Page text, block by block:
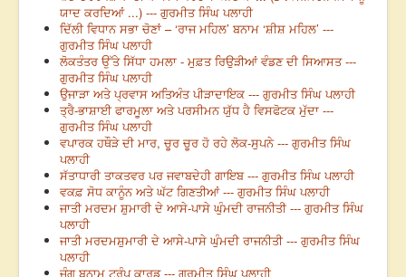
ਯਾਦ ਕਰਦਿਆਂ ...) --- ਗੁਰਮੀਤ ਸਿੰਘ ਪਲਾਹੀ
ਦਿੱਲੀ ਵਿਧਾਨ ਸਭਾ ਚੋਣਾਂ – ‘ਰਾਜ ਮਹਿਲ’ ਬਨਾਮ ‘ਸ਼ੀਸ਼ ਮਹਿਲ’ ---
ਗੁਰਮੀਤ ਸਿੰਘ ਪਲਾਹੀ
ਲੋਕਤੰਤਰ ਉੱਤੇ ਸਿੱਧਾ ਹਮਲਾ - ਮੁਫ਼ਤ ਰਿਉੜੀਆਂ ਵੰਡਣ ਦੀ ਸਿਆਸਤ ---
ਗੁਰਮੀਤ ਸਿੰਘ ਪਲਾਹੀ
ਉਜਾੜਾ ਅਤੇ ਪ੍ਰਵਾਸ ਅਤਿਅੰਤ ਪੀੜਾਦਾਇਕ --- ਗੁਰਮੀਤ ਸਿੰਘ ਪਲਾਹੀ
ਤ੍ਰੈ-ਭਾਸ਼ਾਈ ਫਾਰਮੂਲਾ ਅਤੇ ਪਰਸੀਮਨ ਯੁੱਧ ਹੈ ਵਿਸਫੋਟਕ ਮੁੱਦਾ ---
ਗੁਰਮੀਤ ਸਿੰਘ ਪਲਾਹੀ
ਵਪਾਰਕ ਹਥੌੜੇ ਦੀ ਮਾਰ, ਚੂਰ ਚੂਰ ਹੋ ਰਹੇ ਲੋਕ-ਸੁਪਨੇ --- ਗੁਰਮੀਤ ਸਿੰਘ
ਪਲਾਹੀ
ਸੱਤਾਧਾਰੀ ਤਾਕਤਵਰ ਪਰ ਜਵਾਬਦੇਹੀ ਗਾਇਬ --- ਗੁਰਮੀਤ ਸਿੰਘ ਪਲਾਹੀ
ਵਕਫ਼ ਸੋਧ ਕਾਨੂੰਨ ਅਤੇ ਘੱਟ ਗਿਣਤੀਆਂ --- ਗੁਰਮੀਤ ਸਿੰਘ ਪਲਾਹੀ
ਜਾਤੀ ਮਰਦਮ ਸ਼ੁਮਾਰੀ ਦੇ ਆਸੇ-ਪਾਸੇ ਘੁੰਮਦੀ ਰਾਜਨੀਤੀ --- ਗੁਰਮੀਤ ਸਿੰਘ
ਪਲਾਹੀ
ਜਾਤੀ ਮਰਦਮਸ਼ੁਮਾਰੀ ਦੇ ਆਸੇ-ਪਾਸੇ ਘੁੰਮਦੀ ਰਾਜਨੀਤੀ --- ਗੁਰਮੀਤ ਸਿੰਘ
ਪਲਾਹੀ
ਜੰਗ ਬਨਾਮ ਟਰੰਪ ਕਾਰਡ --- ਗੁਰਮੀਤ ਸਿੰਘ ਪਲਾਹੀ